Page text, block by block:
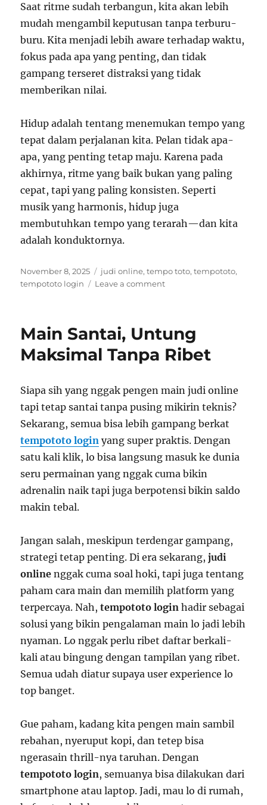
Saat ritme sudah terbangun, kita akan lebih
mudah mengambil keputusan tanpa terburu-
buru. Kita menjadi lebih aware terhadap waktu,
fokus pada apa yang penting, dan tidak
gampang terseret distraksi yang tidak
memberikan nilai.
Hidup adalah tentang menemukan tempo yang
tepat dalam perjalanan kita. Pelan tidak apa-
apa, yang penting tetap maju. Karena pada
akhirnya, ritme yang baik bukan yang paling
cepat, tapi yang paling konsisten. Seperti
musik yang harmonis, hidup juga
membutuhkan tempo yang terarah—dan kita
adalah konduktornya.
Posted
on
November 8, 2025 Tags
judi online,tempo toto,tempototo,
tempototo login
Leave a commenton
Setiap
Langkah
Hidup
Main Santai, Untung
Maksimal Tanpa Ribet
Siapa sih yang nggak pengen main judi online
tapi tetap santai tanpa pusing mikirin teknis?
Sekarang, semua bisa lebih gampang berkat
tempototo login yang super praktis. Dengan
satu kali klik, lo bisa langsung masuk ke dunia
seru permainan yang nggak cuma bikin
adrenalin naik tapi juga berpotensi bikin saldo
makin tebal.
Jangan salah, meskipun terdengar gampang,
strategi tetap penting. Di era sekarang,judi
online nggak cuma soal hoki, tapi juga tentang
paham cara main dan memilih platform yang
terpercaya. Nah,tempototo login hadir sebagai
solusi yang bikin pengalaman main lo jadi lebih
nyaman. Lo nggak perlu ribet daftar berkali-
kali atau bingung dengan tampilan yang ribet.
Semua udah diatur supaya user experience lo
top banget.
Gue paham, kadang kita pengen main sambil
rebahan, nyeruput kopi, dan tetep bisa
ngerasain thrill-nya taruhan. Dengan
tempototo login, semuanya bisa dilakukan dari
smartphone atau laptop. Jadi, mau lo di rumah,